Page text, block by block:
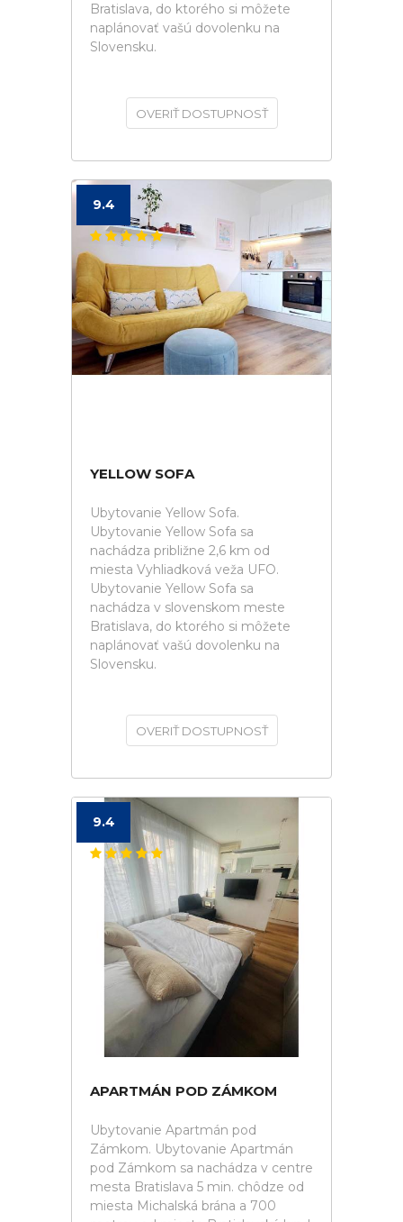
Bratislava, do ktorého si môžete
naplánovať vašú dovolenku na
Slovensku.
OVERIŤ DOSTUPNOSŤ
9.4
YELLOW SOFA
Ubytovanie Yellow Sofa.
Ubytovanie Yellow Sofa sa
nachádza približne 2,6 km od
miesta Vyhliadková veža UFO.
Ubytovanie Yellow Sofa sa
nachádza v slovenskom meste
Bratislava, do ktorého si môžete
naplánovať vašú dovolenku na
Slovensku.
OVERIŤ DOSTUPNOSŤ
9.4
APARTMÁN POD ZÁMKOM
Ubytovanie Apartmán pod
Zámkom. Ubytovanie Apartmán
pod Zámkom sa nachádza v centre
mesta Bratislava 5 min. chôdze od
miesta Michalská brána a 700